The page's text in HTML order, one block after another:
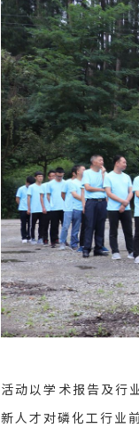
活动以学术报告及行
新人才对磷化工行业